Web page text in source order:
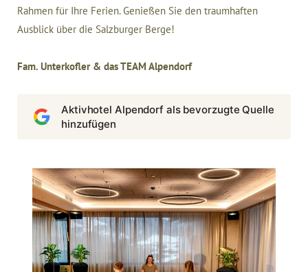
Rahmen für Ihre Ferien. Genießen Sie den traumhaften
Ausblick über die Salzburger Berge!
Fam. Unterkofler & das TEAM Alpendorf
Aktivhotel Alpendorf als bevorzugte Quelle
hinzufügen